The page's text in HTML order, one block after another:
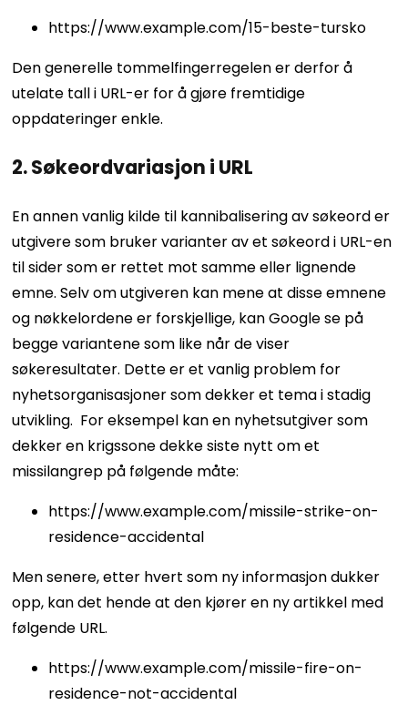
https://www.example.com/15-beste-tursko
Den generelle tommelfingerregelen er derfor å
utelate tall i URL-er for å gjøre fremtidige
oppdateringer enkle.
2. Søkeordvariasjon i URL
En annen vanlig kilde til kannibalisering av søkeord er
utgivere som bruker varianter av et søkeord i URL-en
til sider som er rettet mot samme eller lignende
emne. Selv om utgiveren kan mene at disse emnene
og nøkkelordene er forskjellige, kan Google se på
begge variantene som like når de viser
søkeresultater. Dette er et vanlig problem for
nyhetsorganisasjoner som dekker et tema i stadig
utvikling. For eksempel kan en nyhetsutgiver som
dekker en krigssone dekke siste nytt om et
missilangrep på følgende måte:
https://www.example.com/missile-strike-on-
residence-accidental
Men senere, etter hvert som ny informasjon dukker
opp, kan det hende at den kjører en ny artikkel med
følgende URL.
https://www.example.com/missile-fire-on-
residence-not-accidental